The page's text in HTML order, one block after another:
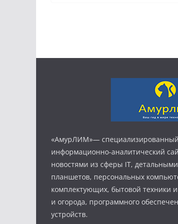
«АмурЛИМ»— специализированный
информационно-аналитический
новостями из сферы IT,
планшетов, персональных
комплектующих, бытовой техники
и огорода, программного
устройств.